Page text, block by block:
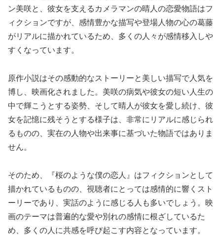
ン美咲と、彼女を支えるカメラマンの晴人の恋愛物語はフ
ィクションですが、感情豊かな描写や登場人物の心の葛藤
がリアルに描かれているため、多くの人々が感情移入しや
すくなっています。
原作小説はその感動的なストーリーと美しい描写で人気を
博し、映画化されました。美咲の病気や彼女の短い人生の
中で輝こうとする姿勢、そして晴人が彼女を愛し続け、彼
女を記憶に残そうとする様子は、非常にリアルに感じられ
るものの、実在の人物や出来事に基づいた物語ではありま
せん。
そのため、『桜のような僕の恋人』はフィクションとして
描かれているものの、視聴者にとっては感情的に響くスト
ーリーであり、実話のように感じる人も多いでしょう。映
画のテーマは普遍的な愛や別れの感情に根ざしているた
め、多くの人に共感を呼び起こす内容となっています。